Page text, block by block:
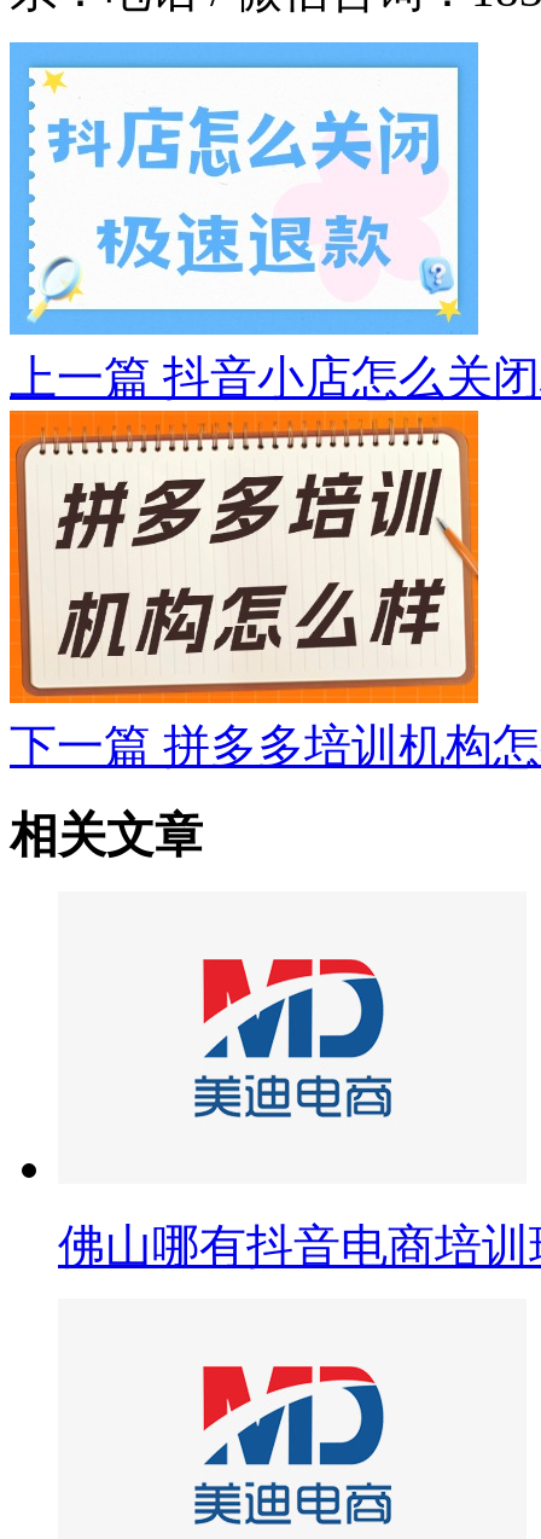
上一篇 抖音小店怎么关
下一篇 拼多多培训机构
相关文章
佛山哪有抖音电商培